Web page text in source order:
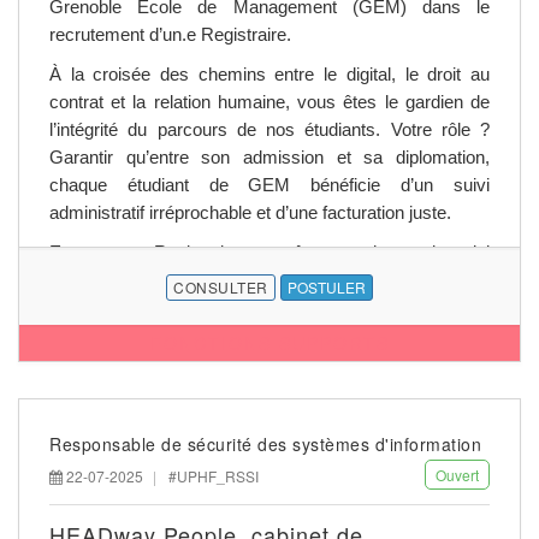
2. Garantir la fiabilité des données.
• Assurer l'exhaustivité, la cohérence et la
qualité des données étudiantes.
• Veiller à la bonne intégration des
informations dans les différents systèmes
d'information.
• Identifier les anomalies, sécuriser les flux et
• Produire et suivre des indicateurs de
qualité et de performance.
et des systèmes d'information.
• Formaliser et harmoniser les procédures
administratives.
Grenoble Ecole de Management (GEM) dans le
recrutement d’un.e Registraire.
À la croisée des chemins entre le digital, le droit au
contrat et la relation humaine, vous êtes le gardien de
l’intégrité du parcours de nos étudiants. Votre rôle ?
Garantir qu’entre son admission et sa diplomation,
chaque étudiant de GEM bénéficie d’un suivi
administratif irréprochable et d’une facturation juste.
En tant que Registraire vous êtes en charge du suivi
administratif du parcours des étudiants, sur un
fonction de la croissance et des activités de l’École.
Véritable interface transverse, vous collaborez
Académiques (scolarités), les équipes Commerciales
(admissions, concours…), la Communication étudiante,
CONSULTER POSTULER
Responsable de sécurité des systèmes d'information
22-07-2025 #UPHF_RSSI Ouvert